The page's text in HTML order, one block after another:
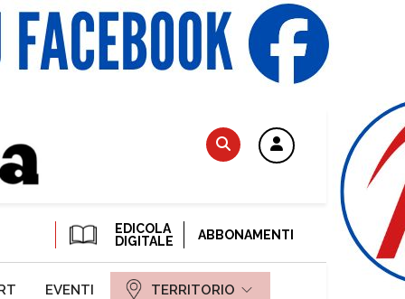
EDICOLA
DIGITALE
ABBONAMENTI
EVENTI TERRITORIO